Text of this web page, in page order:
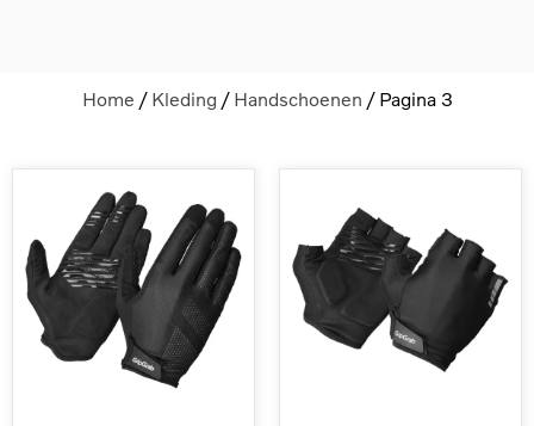
Home / Kleding/ Handschoenen / Pagina 3